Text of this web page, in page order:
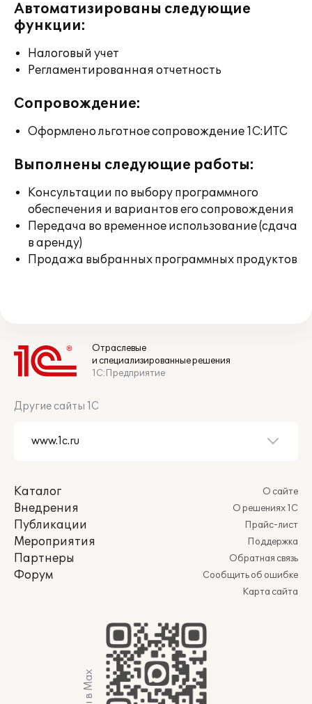
Автоматизированы следующие
функции:
Налоговый учет
Регламентированная отчетность
Сопровождение:
Оформлено льготное сопровождение 1С:ИТС
Выполнены следующие работы:
Консультации по выбору программного
обеспечения и вариантов его сопровождения
Передача во временное использование (сдача
в аренду)
Продажа выбранных программных продуктов
Отраслевые
и специализированные решения
1С:Предприятие
Другие сайты 1С
Каталог
Внедрения
Публикации
Мероприятия
Партнеры
Форум
О сайте
О решениях 1С
Прайс-лист
Поддержка
Обратная связь
Сообщить об ошибке
Карта сайта
Мы в Max